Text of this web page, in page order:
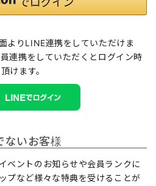
よりLINE連携をしていただけま
連携をしていただくとログイン時
けます。
ないお客様
ベントのお知らせや会員ランクに
プなど様々な特典を受けることが